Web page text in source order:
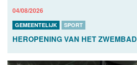
04/08/2026
GEMEENTELIJK SPORT
HEROPENING VAN HET ZWEMBAD